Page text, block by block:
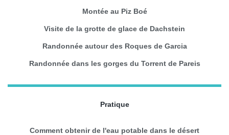
Montée au Piz Boé
Visite de la grotte de glace de Dachstein
Randonnée autour des Roques de Garcia
Randonnée dans les gorges du Torrent de Pareis
Pratique
Comment obtenir de l'eau potable dans le désert